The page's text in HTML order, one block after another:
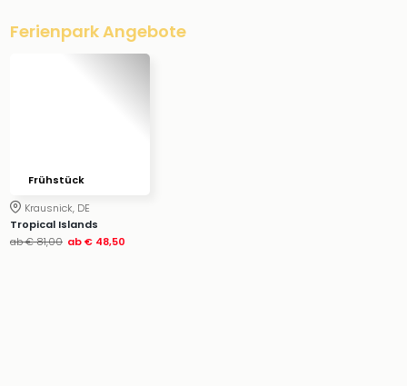
Ferienpark Angebote
Frühstück
Krausnick, DE
Tropical Islands
ab€ 81,00 ab€ 48,50